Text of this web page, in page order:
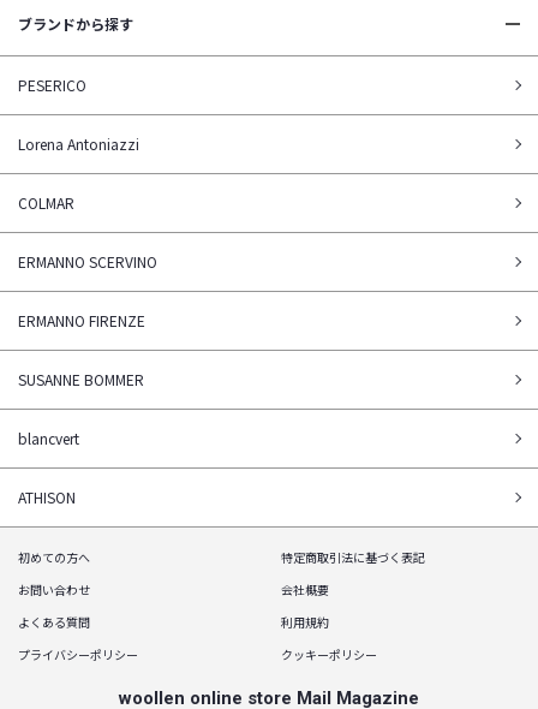
ブランドから探す
PESERICO
Lorena Antoniazzi
COLMAR
ERMANNO SCERVINO
ERMANNO FIRENZE
SUSANNE BOMMER
blancvert
ATHISON
初めての方へ
特定商取引法に基づく表記
お問い合わせ
会社概要
よくある質問
利用規約
プライバシーポリシー
クッキーポリシー
woollen online store Mail Magazine